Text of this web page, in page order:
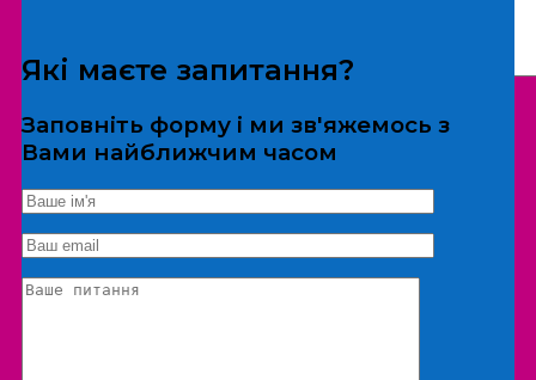
*Дані не передаються третім особам
Екскурсія/локація
Які маєте запитання?
Заповніть форму і ми зв'яжемось з
Вами найближчим часом